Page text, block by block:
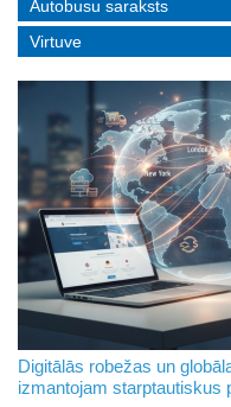
Autobusu saraksts
Virtuve
Digitālās robežas un
izmantojam starptautiskus